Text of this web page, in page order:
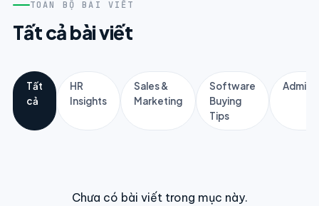
TOÀN BỘ BÀI VIẾT
Tất cả bài viết
Tất
cả
HR
Insights
Sales &
Marketing
Software
Buying
Tips
Chưa có bài viết trong mục này.